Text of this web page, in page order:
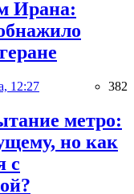
Ирана:
12:27 382
метро:
но как
с